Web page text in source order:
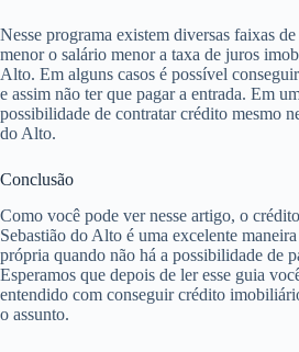
Nesse programa existem diversas faixas
menor o salário menor a taxa de juros
Alto. Em alguns casos é possível
e assim não ter que pagar a entrada. Em
possibilidade de contratar crédito mesmo
do Alto.
Conclusão
Como você pode ver nesse artigo, o
Sebastião do Alto é uma excelente
própria quando não há a possibilidade de
Esperamos que depois de ler esse guia
entendido com conseguir crédito
o assunto.